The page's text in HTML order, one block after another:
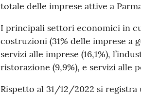
totale delle imprese attive a
I principali settori economici in
costruzioni (31% delle imprese a
servizi alle imprese (16,1%),
ristorazione (9,9%), e servizi alle
Rispetto al 31/12/2022 si